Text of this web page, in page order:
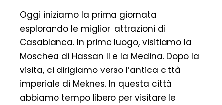
Oggi iniziamo la prima giornata
esplorando le migliori attrazioni di
Casablanca. In primo luogo, visitiamo la
Moschea di Hassan ll e la Medina. Dopo la
visita, ci dirigiamo verso l’antica città
imperiale di Meknes. In questa città
abbiamo tempo libero per visitare le